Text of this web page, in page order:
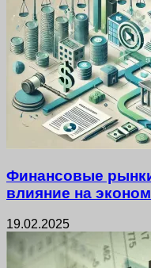
Финансовые
влияние на
19.02.2025